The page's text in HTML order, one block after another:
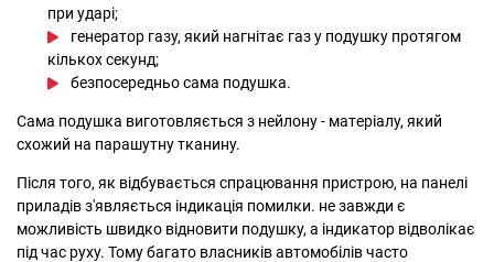
при ударі;
генератор газу, який нагнітає газ у подушку протягом
кількох секунд;
безпосередньо сама подушка.
Сама подушка виготовляється з нейлону - матеріалу, який
схожий на парашутну тканину.
Після того, як відбувається спрацювання пристрою, на панелі
приладів з'являється індикація помилки. не завжди є
можливість швидко відновити подушку, а індикатор відволікає
під час руху. Тому багато власників автомобілів часто